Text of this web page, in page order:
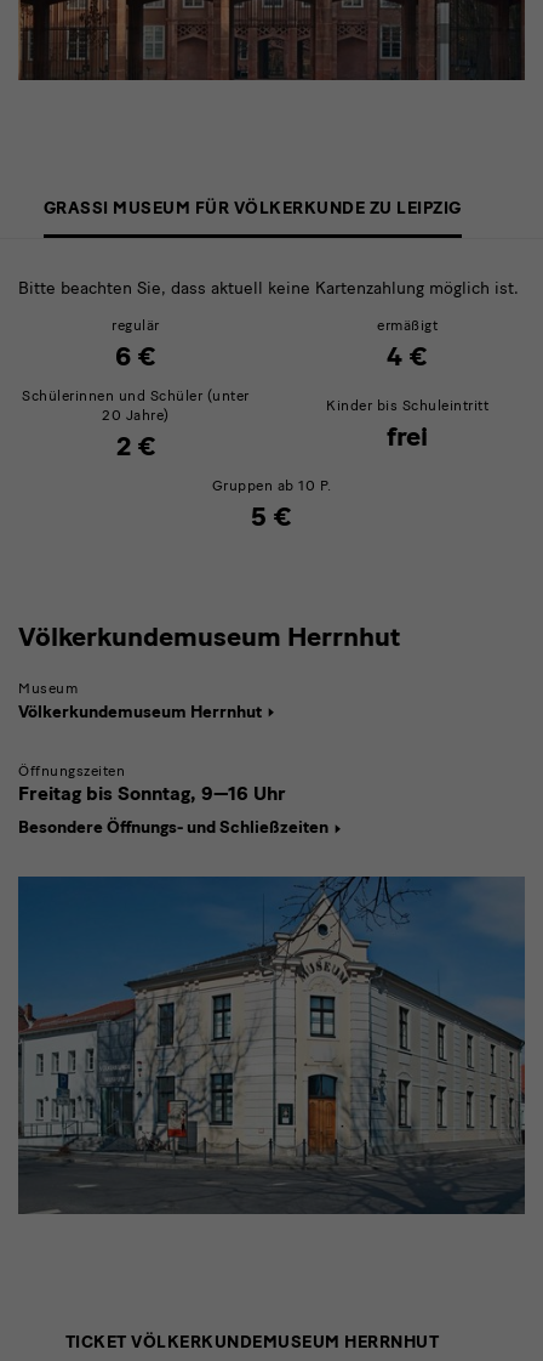
Eintrittspreise
GRASSI MUSEUM FÜR VÖLKERKUNDE ZU LEIPZIG
Bitte beachten Sie, dass aktuell keine Kartenzahlung möglich ist.
regulär
6 €
ermäßigt
4 €
Schülerinnen und Schüler (unter
20 Jahre)
2 €
Kinder bis Schuleintritt
frei
Gruppen ab 10 P.
5 €
Herrnhut
Völkerkundemuseum Herrnhut
Museum
Völkerkundemuseum Herrnhut
Öffnungszeiten
Freitag bis Sonntag, 9—16 Uhr
Besondere Öffnungs- und Schließzeiten
Eintrittspreise
TICKET VÖLKERKUNDEMUSEUM HERRNHUT